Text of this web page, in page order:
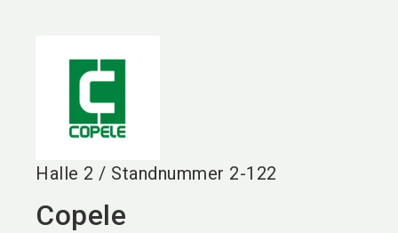
Halle 2 / Standnummer 2-122
Copele